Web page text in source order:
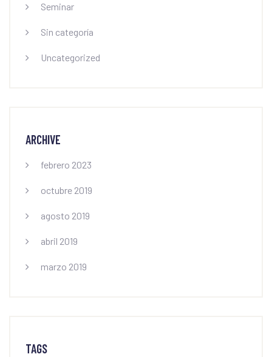
Seminar
Sin categoría
Uncategorized
ARCHIVE
febrero 2023
octubre 2019
agosto 2019
abril 2019
marzo 2019
TAGS